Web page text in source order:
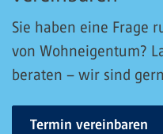
Sie haben eine Frage
von Wohneigentum?
beraten – wir sind
Termin vereinbaren